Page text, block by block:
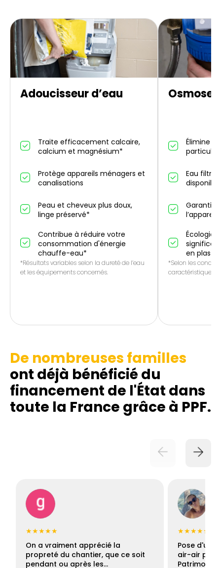
Adoucisseur d’eau
Traite efficacement calcaire,
calcium et magnésium*
Protège appareils ménagers et
canalisations
Peau et cheveux plus doux,
linge préservé*
Contribue à réduire votre
consommation d'énergie
chauffe-eau*
*Résultats variables selon la dureté de l’eau
et les équipements concernés.
Élimine
Eau
Garantie
l’appareil
en
*Selon les
caractéristiques
De nombreuses familles
ont déjà bénéficié du
financement de l'État dans
toute la France grâce à PPF.
★★★★★
On a vraiment apprécié la
propreté du chantier, que ce soit
pendant ou après les…
★★★★★
Pose d'une
air-air par
Patrimoine